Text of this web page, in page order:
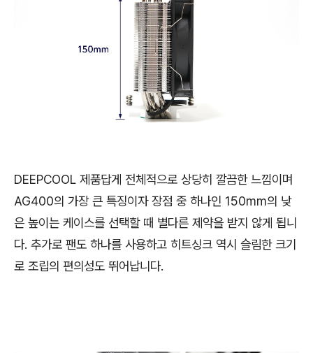
DEEPCOOL 제품답게 전체적으로 상당히 깔끔한 느낌이며
AG400의 가장 큰 특징이자 장점 중 하나인 150mm의 낮
은 높이는 케이스를 선택할 때 별다른 제약을 받지 않게 됩니
다. 추가로 팬도 하나를 사용하고 히트싱크 역시 슬림한 크기
로 조립의 편의성도 뛰어납니다.